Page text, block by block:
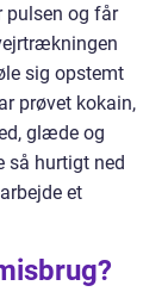
pulsen og får
sig opstemt
prøvet kokain,
glæde og
så hurtigt ned
et